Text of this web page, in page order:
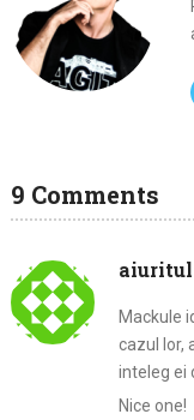
9 Comments
aiuritul
Mackule
cazul lor,
inteleg ei
Nice one!